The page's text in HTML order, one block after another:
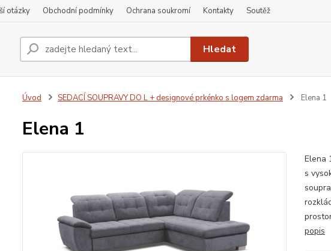
otázky Obchodní podmínky Ochrana soukromí Kontakty Soutěž
Hledat
Úvod SEDACÍ SOUPRAVY DO L + designové prkénko s logem zdarma Elena 1
Elena 1
Elena
s
popis